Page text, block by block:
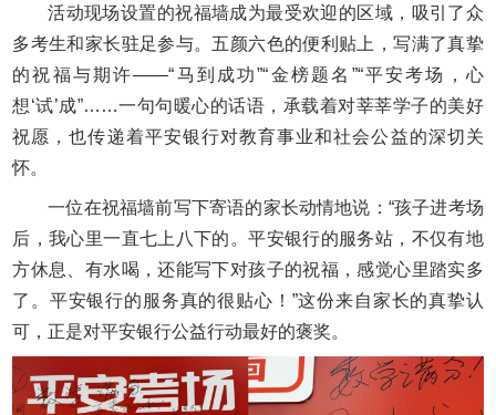
活动现场设置的祝福墙成为最受欢迎的区域，吸引了众
多考生和家长驻足参与。五颜六色的便利贴上，写满了真挚
的祝福与期许——“马到成功”“金榜题名”“平安考场，心
想‘试’成”……一句句暖心的话语，承载着对莘莘学子的美好
祝愿，也传递着平安银行对教育事业和社会公益的深切关
怀。
一位在祝福墙前写下寄语的家长动情地说：“孩子进考场
后，我心里一直七上八下的。平安银行的服务站，不仅有地
方休息、有水喝，还能写下对孩子的祝福，感觉心里踏实多
了。平安银行的服务真的很贴心！”这份来自家长的真挚认
可，正是对平安银行公益行动最好的褒奖。